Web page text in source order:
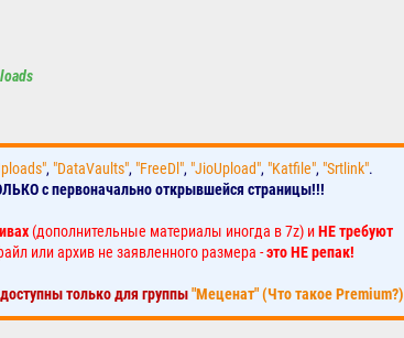
, "DataVaults", "FreeDl", "JioUpload", "Katfile", "Srtlink".
с первоначально открывшейся страницы!!!
(дополнительные материалы иногда в 7z) иНЕ требуют
или архив не заявленного размера -это НЕ репак!
только для группы"Меценат" (Что такое Premium?)